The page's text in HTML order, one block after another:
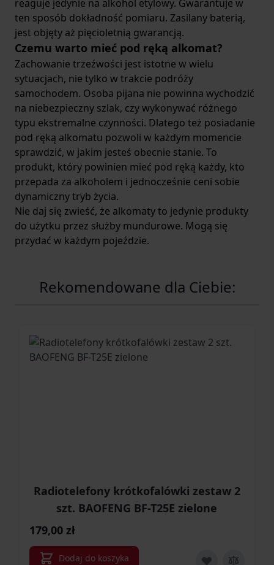
reaguje jedynie na alkohol etylowy. Gwarantuje w
ten sposób dokładność pomiaru. Zasilany baterią,
jest objęty aż pięcioletnią gwarancją.
Czemu warto mieć pod ręką alkomat?
Zachowanie trzeźwości jest istotne w wielu
sytuacjach, nie tylko w trakcie podróży
samochodem. Osoba pijana nie powinna wychodzić
na niebezpieczny szlak, czy wykonywać różnego
typu ekstremalne czynności. Dlatego też posiadanie
pod ręką alkomatu pozwoli w każdym momencie
sprawdzić, w jakim jesteś obecnie stanie. To
produkt, który powinien mieć pod ręką każdy, kto
przepada za alkoholem i jednocześnie ceni sobie
dynamiczny tryb życia.
Nie daj się zwieść, że alkomaty to jedynie produkty
do użytku przez służby mundurowe. Mogą się
przydać w każdym pojeździe.
Rekomendowane dla Ciebie:
Radiotelefony krótkofalówki zestaw 2
szt. BAOFENG BF-T25E zielone
179,00 zł
Dodaj do koszyka